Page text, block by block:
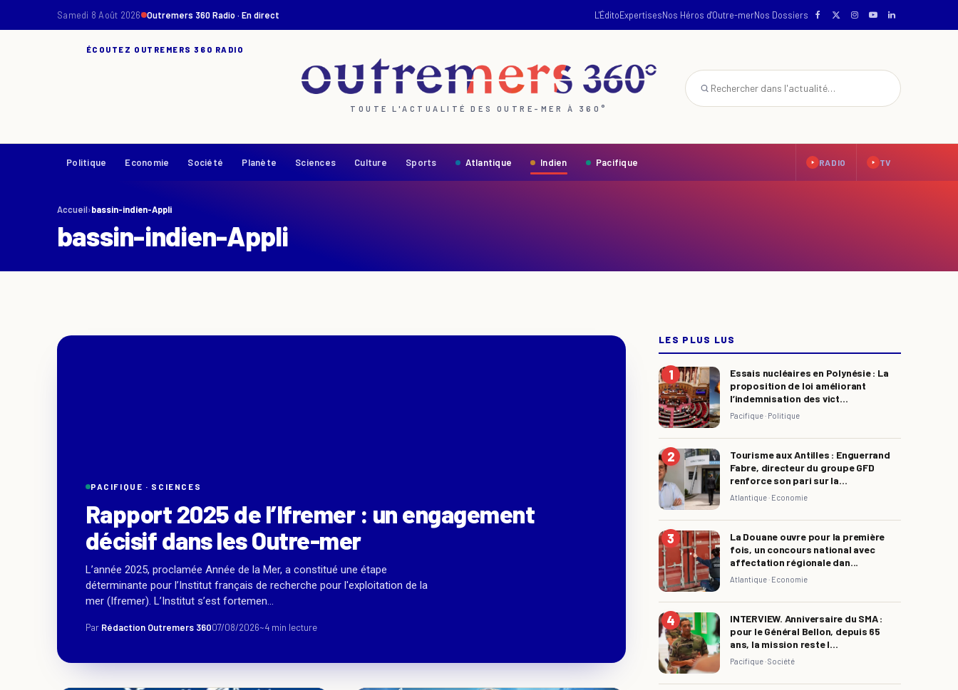
Samedi 8 Août 2026 Outremers 360 Radio · En direct L'ÉditoExpertisesNos Héros d'Outre-merNos Dossiers
ÉCOUTEZ OUTREMERS 360 RADIO
TOUTE L'ACTUALITÉ DES OUTRE-MER À 360°
Politique Economie Société Planète Sciences Culture Sports Atlantique Indien Pacifique RADIO TV
Accueil›bassin-indien-Appli
bassin-indien-Appli
PACIFIQUE · SCIENCES
Rapport 2025 de l’Ifremer : un engagement
décisif dans les Outre-mer
L’année 2025, proclamée Année de la Mer, a constitué une étape
déterminante pour l’Institut français de recherche pour l'exploitation de la
mer (Ifremer). L’Institut s’est fortemen...
Par Rédaction Outremers 36007/08/2026~4 min lecture
LES PLUS LUS
Essais nucléaires en Polynésie : La
proposition de loi améliorant
l’indemnisation des vict...
Pacifique · Politique
Tourisme aux Antilles : Enguerrand
Fabre, directeur du groupe GFD
renforce son pari sur la...
Atlantique · Economie
La Douane ouvre pour la première
fois, un concours national avec
affectation régionale dan...
Atlantique · Economie
INTERVIEW. Anniversaire du SMA :
pour le Général Bellon, depuis 65
ans, la mission reste l...
Pacifique ·Société